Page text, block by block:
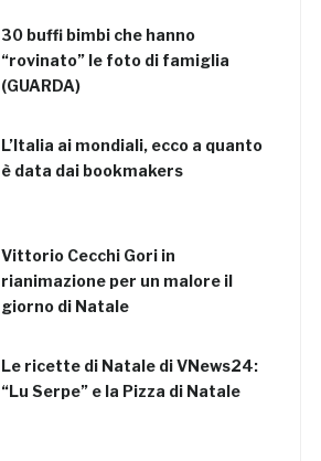
30 buffi bimbi che hanno
“rovinato” le foto di famiglia
(GUARDA)
L’Italia ai mondiali, ecco a quanto
è data dai bookmakers
Vittorio Cecchi Gori in
rianimazione per un malore il
giorno di Natale
Le ricette di Natale di VNews24:
“Lu Serpe” e la Pizza di Natale